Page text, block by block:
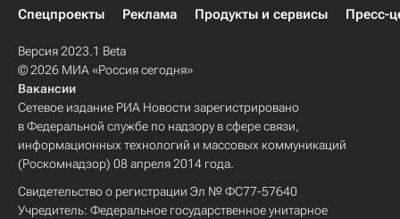
Спецпроекты
Реклама Продукты и сервисы Пресс-
Версия 2023.1 Beta
© 2026 МИА «Россия сегодня»
Вакансии
Сетевое издание РИА Новости зарегистрировано
в Федеральной службе по надзору в сфере связи,
информационных технологий и массовых коммуникаций
(Роскомнадзор) 08 апреля 2014 года.
Свидетельство о регистрации Эл № ФС77-57640
Учредитель: Федеральное государственное унитарное